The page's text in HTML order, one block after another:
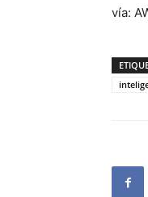
vía: